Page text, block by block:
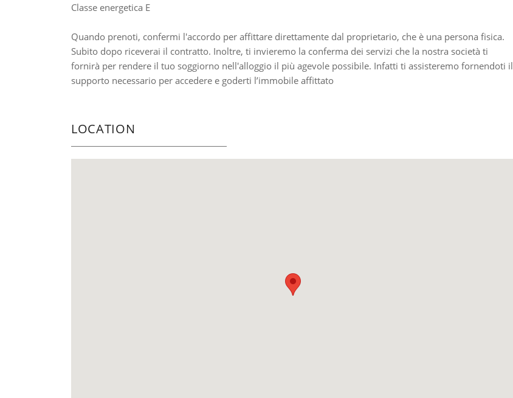
Classe energetica E
Quando prenoti, confermi l'accordo per affittare direttamente dal proprietario, che è una persona fisica.
Subito dopo riceverai il contratto. Inoltre, ti invieremo la conferma dei servizi che la nostra società ti
fornirà per rendere il tuo soggiorno nell'alloggio il più agevole possibile. Infatti ti assisteremo fornendoti il
supporto necessario per accedere e goderti l’immobile affittato
LOCATION